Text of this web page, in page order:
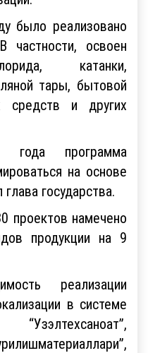
было реализовано
освоен
катанки,
тары, бытовой
средств и других
года программа
на основе
государства.
проектов намечено
продукции на 9
реализации
в системе